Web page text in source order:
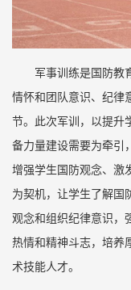
军事训练是国防教
情怀和团队意识、纪律
节。此次军训，以提升
备力量建设需要为牵引
增强学生国防观念、激
为契机，让学生了解国
观念和组织纪律意识，
热情和精神斗志，培养
术技能人才。